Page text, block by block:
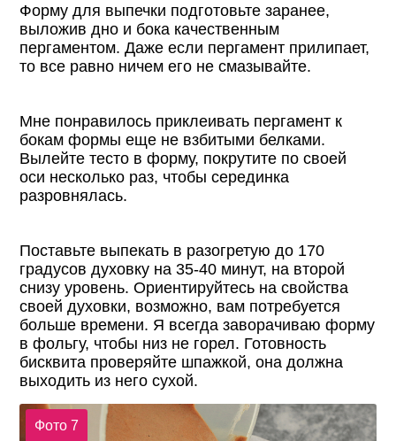
Форму для выпечки подготовьте заранее,
выложив дно и бока качественным
пергаментом. Даже если пергамент прилипает,
то все равно ничем его не смазывайте.
Мне понравилось приклеивать пергамент к
бокам формы еще не взбитыми белками.
Вылейте тесто в форму, покрутите по своей
оси несколько раз, чтобы серединка
разровнялась.
Поставьте выпекать в разогретую до 170
градусов духовку на 35-40 минут, на второй
снизу уровень. Ориентируйтесь на свойства
своей духовки, возможно, вам потребуется
больше времени. Я всегда заворачиваю форму
в фольгу, чтобы низ не горел. Готовность
бисквита проверяйте шпажкой, она должна
выходить из него сухой.
Фото 7